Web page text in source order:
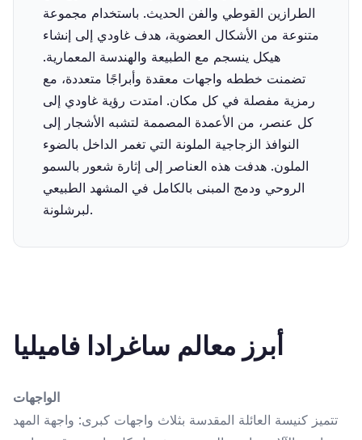
الطرازين القوطي والفن الحديث. باستخدام مجموعة
متنوعة من الأشكال العضوية، هدف غاودي إلى إنشاء
هيكل ينسجم مع الطبيعة والهندسة المعمارية.
تضمنت خططه واجهات معقدة وأبراجًا متعددة، مع
رمزية مفصلة في كل مكان. امتدت رؤية غاودي إلى
كل عنصر، من الأعمدة المصممة لتشبه الأشجار إلى
النوافذ الزجاجية الملونة التي تغمر الداخل بالضوء
الملون. هدفت هذه العناصر إلى إثارة شعور بالسمو
الروحي ودمج المبنى بالكامل في المشهد الطبيعي
لبرشلونة.
أبرز معالم ساغرادا فاميليا
الواجهات
تتميز كنيسة العائلة المقدسة بثلاث واجهات كبرى: واجهة المهد